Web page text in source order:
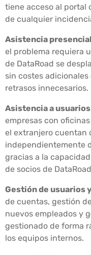
tiene acceso al portal
de cualquier
Asistencia
el problema requiera
de DataRoad se
sin costes
retrasos innecesarios.
Asistencia a
empresas con
el extranjero cuentan
independientemente
gracias a la
de socios de
Gestión de usuarios
de cuentas, gestión
nuevos empleados y
gestionado de forma
los equipos internos.